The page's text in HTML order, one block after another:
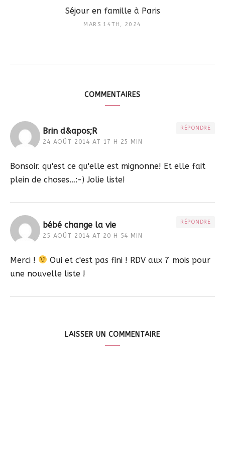
Séjour en famille à Paris
MARS 14TH, 2024
COMMENTAIRES
Brin d&apos;R
24 AOÛT 2014 AT 17 H 25 MIN
RÉPONDRE
Bonsoir. qu'est ce qu'elle est mignonne! Et elle fait
plein de choses…:-) Jolie liste!
bébé change la vie
25 AOÛT 2014 AT 20 H 54 MIN
RÉPONDRE
Merci !
Oui et c'est pas fini ! RDV aux 7 mois pour
une nouvelle liste !
LAISSER UN COMMENTAIRE